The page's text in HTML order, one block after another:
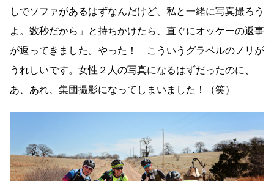
しでソファがあるはずなんだけど、私と一緒に写真撮ろう
よ。数秒だから」と持ちかけたら、直ぐにオッケーの返事
が返ってきました。やった！ こういうグラベルのノリが
うれしいです。女性２人の写真になるはずだったのに、
あ、あれ、集団撮影になってしまいました！（笑）